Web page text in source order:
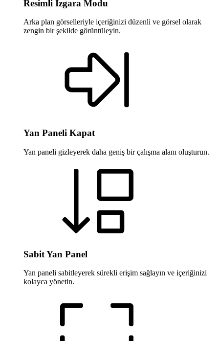
Resimli Izgara Modu
Arka plan görselleriyle içeriğinizi düzenli ve görsel olarak
zengin bir şekilde görüntüleyin.
Yan Paneli Kapat
Yan paneli gizleyerek daha geniş bir çalışma alanı oluşturun.
Sabit Yan Panel
Yan paneli sabitleyerek sürekli erişim sağlayın ve içeriğinizi
kolayca yönetin.